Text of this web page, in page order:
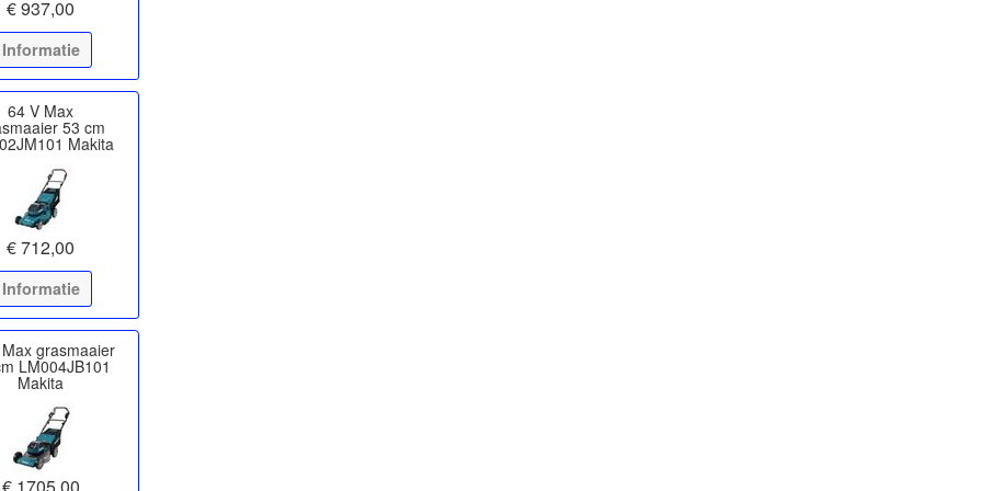
€ 937,00
Informatie
64 V Max
53 cm
Makita
€ 712,00
Informatie
grasmaaier
LM004JB101
Makita
€ 1705,00